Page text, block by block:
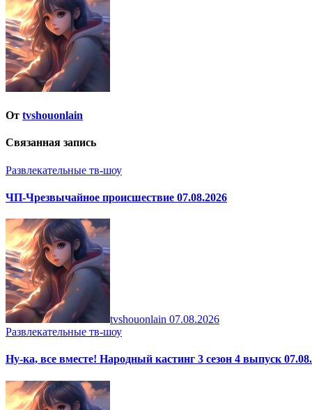
записям
От tvshouonlain
Связанная запись
Развлекательные тв-шоу
ЧП-Чрезвычайное происшествие 07.08.2026
tvshouonlain 07.08.2026
Развлекательные тв-шоу
Ну-ка, все вместе! Народный кастинг 3 сезон 4 выпуск